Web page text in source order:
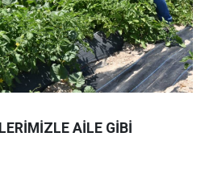
AİLE GİBİ